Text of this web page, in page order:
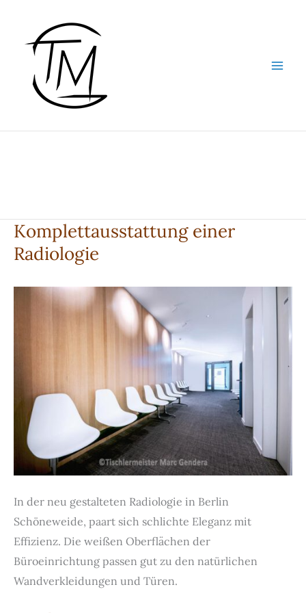
springen
Komplettausstattung einer
Radiologie
In der neu gestalteten Radiologie in Berlin
Schöneweide, paart sich schlichte Eleganz mit
Effizienz. Die weißen Oberflächen der
Büroeinrichtung passen gut zu den natürlichen
Wandverkleidungen und Türen.